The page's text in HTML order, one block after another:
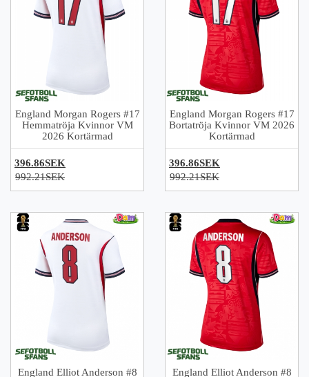
England Morgan Rogers #17
Hemmatröja Kvinnor VM
2026 Kortärmad
396.86SEK
992.21SEK
England Morgan Rogers #17
Bortatröja Kvinnor VM 2026
Kortärmad
396.86SEK
992.21SEK
England Elliot Anderson #8 England Elliot Anderson #8